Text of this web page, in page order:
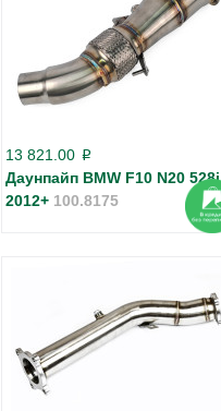
13 821.00 p
Даунпайп BMW F10 N20 528i
2012+ 100.8175